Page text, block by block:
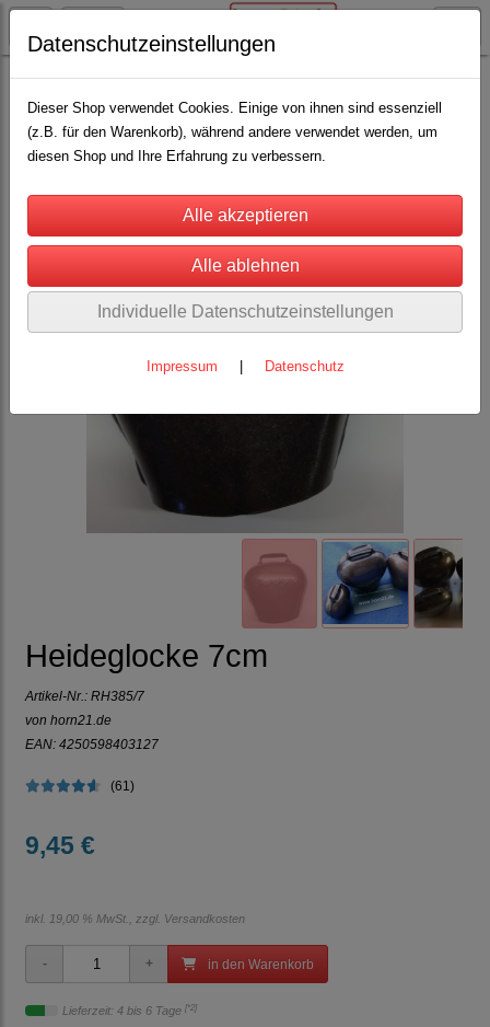
Weideglocken Schaf-u. Ziegenglöckchen(11)
Heideglocke 7cm
Artikel-Nr.: RH385/7
von horn21.de
EAN: 4250598403127
(61)
9,45 €
inkl. 19,00 % MwSt., zzgl. Versandkosten
in den Warenkorb
Lieferzeit: 4 bis 6 Tage [*2]
Datenschutzeinstellungen
Dieser Shop verwendet Cookies. Einige von ihnen sind essenziell
(z.B. für den Warenkorb), während andere verwendet werden, um
diesen Shop und Ihre Erfahrung zu verbessern.
Individuelle Datenschutzeinstellungen
Impressum Datenschutz